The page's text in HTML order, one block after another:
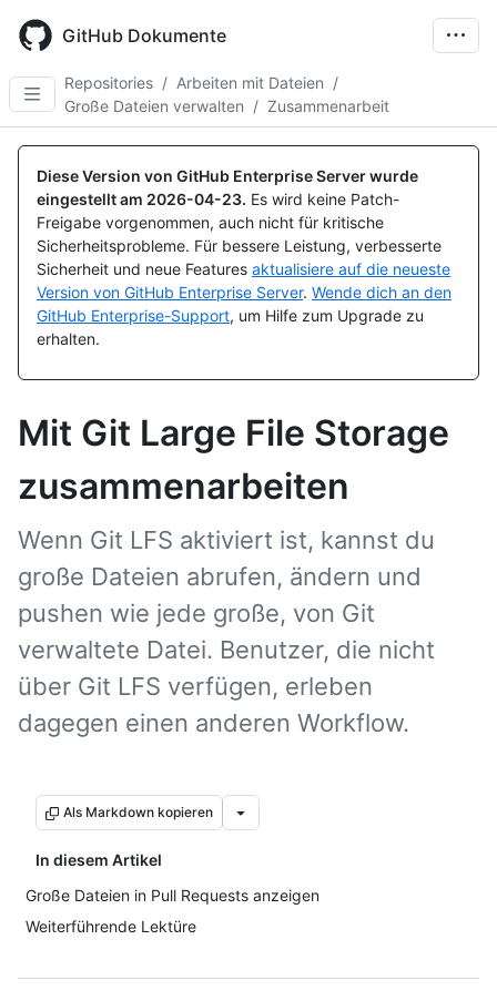
main
content
GitHub Dokumente
Repositories / Arbeiten mit Dateien /
Große Dateien verwalten / Zusammenarbeit
Diese Version von GitHub Enterprise Server wurde
eingestellt am 2026-04-23. Es wird keine Patch-
Freigabe vorgenommen, auch nicht für kritische
Sicherheitsprobleme. Für bessere Leistung, verbesserte
Sicherheit und neue Features aktualisiere auf die neueste
Version von GitHub Enterprise Server. Wende dich an den
GitHub Enterprise-Support, um Hilfe zum Upgrade zu
erhalten.
Mit Git Large File Storage
zusammenarbeiten
Wenn Git LFS aktiviert ist, kannst du
große Dateien abrufen, ändern und
pushen wie jede große, von Git
verwaltete Datei. Benutzer, die nicht
über Git LFS verfügen, erleben
dagegen einen anderen Workflow.
Als Markdown kopieren
In diesem Artikel
Große Dateien in Pull Requests anzeigen
Weiterführende Lektüre